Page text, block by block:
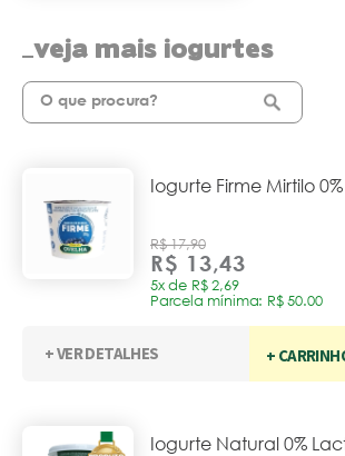
veja mais iogurtes
Iogurte Firme Mirtilo
R$ 17,90
R$ 13,43
5x de R$ 2,69
Parcela mínima: R$ 50.00
+ VER DETALHES +
Iogurte Natural 0%